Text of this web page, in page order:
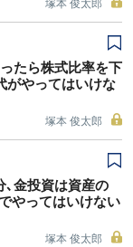
塚本 俊太郎
たら株式比率を下
がやってはいけな
塚本 俊太郎
､金投資は資産の
やってはいけない
塚本 俊太郎